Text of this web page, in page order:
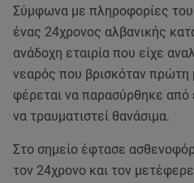
Σύμφωνα με πληροφορίες του
ένας 24χρονος αλβανικής
ανάδοχη εταιρία που είχε
νεαρός που βρισκόταν πρώτη
φέρεται να παρασύρθηκε
να τραυματιστεί θανάσιμα.
Στο σημείο έφτασε
τον 24χρονο και τον